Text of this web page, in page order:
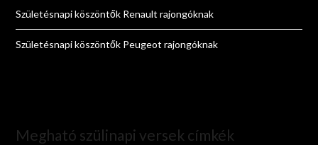
Születésnapi köszöntők Renault rajongóknak
Születésnapi köszöntők Peugeot rajongóknak
Megható szülinapi versek címkék